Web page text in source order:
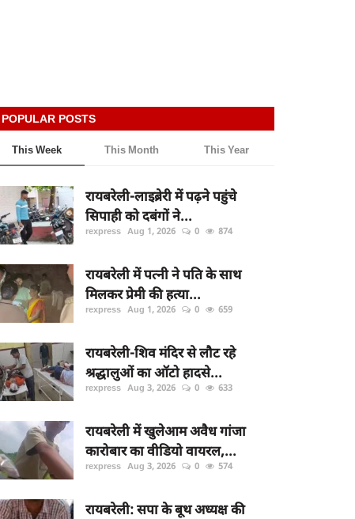
POPULAR POSTS
This Week This Month This Year
रायबरेली-लाइब्रेरी में पढ़ने पहुंचे
सिपाही को दबंगों ने...
rexpress Aug 1, 2026 0 874
रायबरेली में पत्नी ने पति के साथ
मिलकर प्रेमी की हत्या...
rexpress Aug 1, 2026 0 659
रायबरेली-शिव मंदिर से लौट रहे
श्रद्धालुओं का ऑटो हादसे...
rexpress Aug 3, 2026 0 633
रायबरेली में खुलेआम अवैध गांजा
कारोबार का वीडियो वायरल,...
rexpress Aug 3, 2026 0 574
रायबरेली: सपा के बूथ अध्यक्ष की